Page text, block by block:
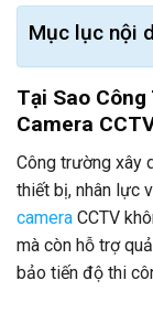
Mục lục nội
Tại Sao
Camera
Công trường xây
thiết bị, nhân lực
camera CCTV
mà còn hỗ trợ
bảo tiến độ thi